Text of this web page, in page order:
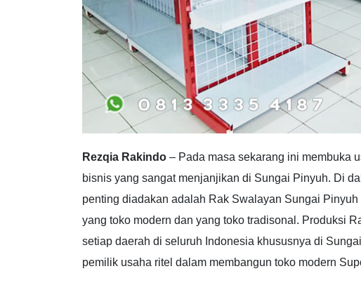
Rezqia Rakindo – Pada masa sekarang ini membuka
bisnis yang sangat menjanjikan di Sungai Pinyuh. Di
penting diadakan adalah Rak Swalayan Sungai
yang toko modern dan yang toko tradisonal. Produksi
setiap daerah di seluruh Indonesia khususnya di
pemilik usaha ritel dalam membangun toko modern